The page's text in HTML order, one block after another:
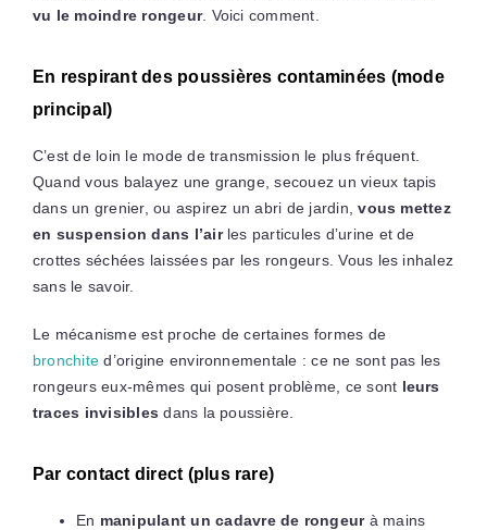
vu le moindre rongeur. Voici comment.
En respirant des poussières contaminées (mode
principal)
C’est de loin le mode de transmission le plus fréquent.
Quand vous balayez une grange, secouez un vieux tapis
dans un grenier, ou aspirez un abri de jardin,vous mettez
en suspension dans l’airles particules d’urine et de
crottes séchées laissées par les rongeurs. Vous les inhalez
sans le savoir.
Le mécanisme est proche de certaines formes de
bronchite d’origine environnementale : ce ne sont pas les
rongeurs eux-mêmes qui posent problème, ce sont leurs
traces invisibles dans la poussière.
Par contact direct (plus rare)
En manipulant un cadavre de rongeurà mains